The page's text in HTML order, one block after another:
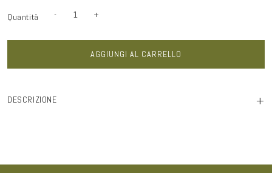
Quantità
Quantità Diminuisci
Orecchini
|
- Aumenta
Orecchini
round
Dna
|
+
AGGIUNGI AL CARRELLO
DESCRIZIONE +